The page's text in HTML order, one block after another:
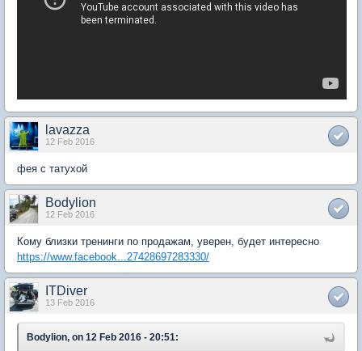
lavazza
12 Feb 2016
фея с татухой
Bodylion
12 Feb 2016
Кому близки тренинги по продажам, уверен, будет интересно
https://www.facebook...27428697283330/
ITDiver
13 Feb 2016
Bodylion, on 12 Feb 2016 - 20:51: